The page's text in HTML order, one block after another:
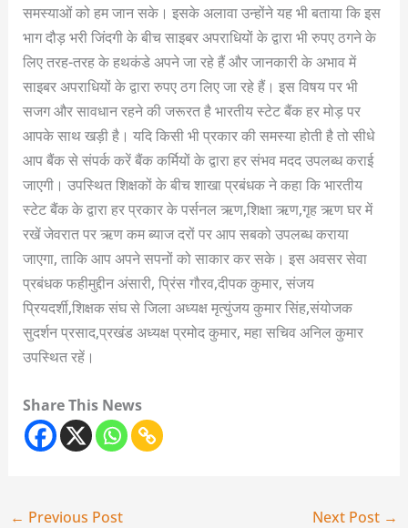
समस्याओं को हम जान सके। इसके अलावा उन्होंने यह भी बताया कि इस
भाग दौड़ भरी जिंदगी के बीच साइबर अपराधियों के द्वारा भी रुपए ठगने के
लिए तरह-तरह के हथकंडे अपने जा रहे हैं और जानकारी के अभाव में
साइबर अपराधियों के द्वारा रुपए ठग लिए जा रहे हैं। इस विषय पर भी
सजग और सावधान रहने की जरूरत है भारतीय स्टेट बैंक हर मोड़ पर
आपके साथ खड़ी है। यदि किसी भी प्रकार की समस्या होती है तो सीधे
आप बैंक से संपर्क करें बैंक कर्मियों के द्वारा हर संभव मदद उपलब्ध कराई
जाएगी। उपस्थित शिक्षकों के बीच शाखा प्रबंधक ने कहा कि भारतीय
स्टेट बैंक के द्वारा हर प्रकार के पर्सनल ऋण,शिक्षा ऋण,गृह ऋण घर में
रखें जेवरात पर ऋण कम ब्याज दरों पर आप सबको उपलब्ध कराया
जाएगा, ताकि आप अपने सपनों को साकार कर सके। इस अवसर सेवा
प्रबंधक फहीमुद्दीन अंसारी, प्रिंस गौरव,दीपक कुमार, संजय
प्रियदर्शी,शिक्षक संघ से जिला अध्यक्ष मृत्युंजय कुमार‌ सिंह,संयोजक
सुदर्शन प्रसाद,प्रखंड अध्यक्ष प्रमोद कुमार, महा सचिव अनिल कुमार
उपस्थित रहें।
Share This News
← Previous Post Next Post →